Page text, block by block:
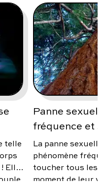
telle
Elle
Panne
fréquence et
La panne
phénomène
toucher tous les
moment de leur